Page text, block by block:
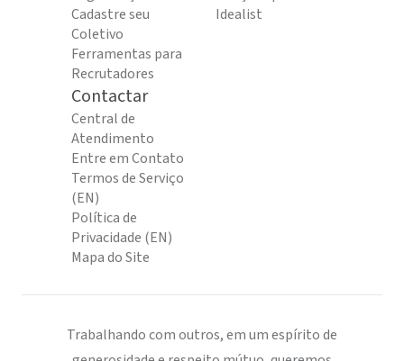
Cadastre seu
Coletivo
Ferramentas para
Recrutadores
Idealist
Contactar
Central de
Atendimento
Entre em Contato
Termos de Serviço
(EN)
Política de
Privacidade (EN)
Mapa do Site
Trabalhando com outros, em um espírito de